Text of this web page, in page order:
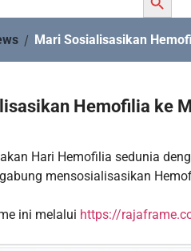
/ Mari Sosialisasikan
Hemofilia ke
Hari Hemofilia sedunia
mensosialisasikan
ini melalui https://